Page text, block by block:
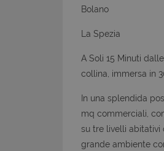
Bolano
La Spezia
A Soli 15 Minuti
collina, immersa in
In una splendida
mq commerciali,
su tre livelli abitativi
grande ambiente